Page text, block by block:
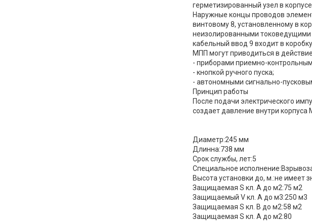
герметизированный узел в
Наружные концы проводов
винтовому 8, установленному в
неизолированными
кабельный ввод 9 входит в
МПП могут приводиться в
- приборами приемно-
- кнопкой ручного пуска;
- автономными сигнально-
Принцип работы
После подачи электрического
создает давление внутри
Диаметр:245 мм
Длинна:738 мм
Срок службы, лет:5
Специальное
Высота установки до, м.:не имеет
Защищаемая S кл. А до м2:75 м2
Защищаемый V кл. А до м3:250 м3
Защищаемая S кл. B до м2:58 м2
Защищаемая S кл. А до м2:80